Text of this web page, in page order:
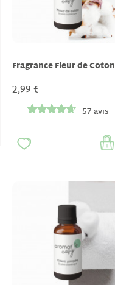
Fragrance Fleur de Coton
2,99 €
57 avis